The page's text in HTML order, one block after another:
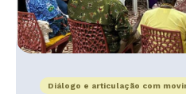
Diálogo e articulação com